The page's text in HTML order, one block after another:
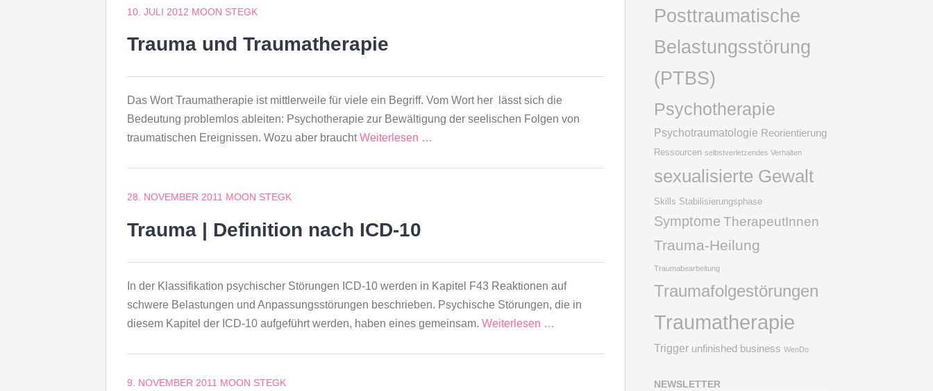
10. JULI 2012 MOON STEGK
Trauma und Traumatherapie
Das Wort Traumatherapie ist mittlerweile für viele ein Begriff. Vom Wort her lässt sich die
Bedeutung problemlos ableiten: Psychotherapie zur Bewältigung der seelischen Folgen von
traumatischen Ereignissen. Wozu aber brauchtWeiterlesen …
28. NOVEMBER 2011 MOON STEGK
Trauma | Definition nach ICD-10
In der Klassifikation psychischer Störungen ICD-10 werden in Kapitel F43 Reaktionen auf
schwere Belastungen und Anpassungsstörungen beschrieben. Psychische Störungen, die in
diesem Kapitel der ICD-10 aufgeführt werden, haben eines gemeinsam. Weiterlesen …
9. NOVEMBER 2011 MOON STEGK
Posttraumatische
Belastungsstörung
(PTBS)
Psychotherapie
Psychotraumatologie Reorientierung
Ressourcen selbstverletzendes Verhalten
sexualisierte Gewalt
Skills Stabilisierungsphase
Symptome TherapeutInnen
Trauma-Heilung
Traumabearbeitung
Traumafolgestörungen
Traumatherapie
Trigger unfinished business WenDo
NEWSLETTER